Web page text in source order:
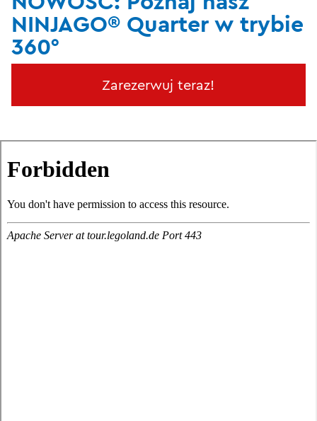
NINJAGO® Quarter w trybie
360°
Zarezerwuj teraz!